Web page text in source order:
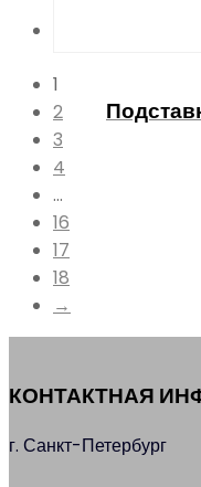
1
2
3
4
…
16
17
18
→
КОНТАКТНАЯ
г. Санкт-Петербург